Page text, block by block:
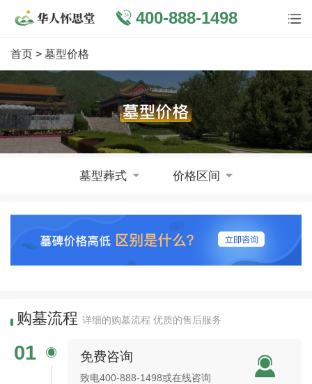
400-888-1498
首页 > 墓型价格
墓型葬式 价格区间
购墓流程 详细的购墓流程 优质的售后服务
01 免费咨询
致电400-888-1498或在线咨询